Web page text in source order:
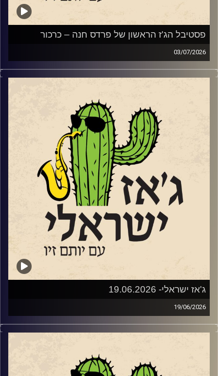
קרדיט תמונות:רותם בר-אילן
פסטיבל הג'ז הראשון של פרדס חנה – כרכור
03/07/2026
השבוע, הקדשנו את התוכנית לפסטיבל הג'ז הראשון של פרדס
חנה כרכור שייפתח את שעריו בשבוע הבא בין ה 7-9.7.
הרכבי ג'ז ישראלי משובחים ואיכותיים. לצד המופעים יתקיימו
שלוש כיתות אמן בקונסרבטוריון המקומי בהשתתפות חלק
הזרעים של הפסטיבל החלו לנבוט בגינת ביתם של עדי ואלון
(הבסיסט של להקת א-טמפו) שטרן באמצעות הופעות ביתיות.
משם התפתחו ל"ליין ג'ז" קהילתי שהפגיש מידי חודש את
חובבי הג'ז של פרדס חנה כרכור עם הרכבי ג'ז ישראלים. שלוש
שנים לאחר מכן, בימינו אלו – פסטיבל נולד.
מאחורי הפסטיבל עומדים ביחד עמותת דרך הג׳אז וקואופרטיב
של הרכבי ג׳אז ישראליים, בשיתוף המועצה המקומית פרדס
חנה כרכור, המתנ״ס וחברת אפיק תקשורת. בניהול אמנותי של
אלון שטרן והפקה של עדי שטרן.
שוחחנו עם אלון (א-טמפו) שטרן
אטמפו • לוח הופעות מעודכן 2026 • הזמנת כרטיסים • פורטל
וגם עם חלק מהמוזיקאים שיופיעו:
ג'אז ישראלי- 19.06.2026
19/06/2026
השבוע בג'ז ישראלי
מה הקשר בין מוצארט, אלביס, דבורים, מחול ומודעות
הכוראוגרףיגור משניקוב ומנהלת הלהקה, תכלת